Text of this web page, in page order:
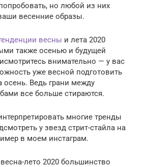
но любой из них
весенние образы.
весны и лета 2020
также осенью и будущей
внимательно — у вас
уже весной подготовить
осень. Ведь грани между
все больше стираются.
многие тренды
у звезд стрит-стайла на
в моем инстаграм.
лето 2020 большинство